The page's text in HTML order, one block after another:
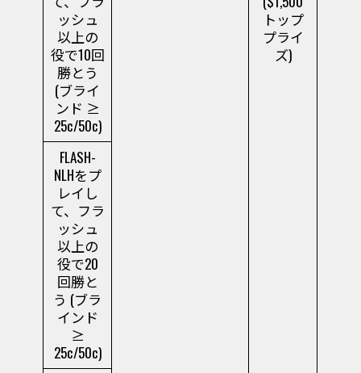
ッシュ
以上の
役で10回
勝とう
(ブライ
ンド ≥
25c/50c)
トップ
プライ
ズ)
FLASH-
NLHをプ
レイし
て、フラ
ッシュ
以上の
役で20
回勝と
う (ブラ
インド
≥
25c/50c)